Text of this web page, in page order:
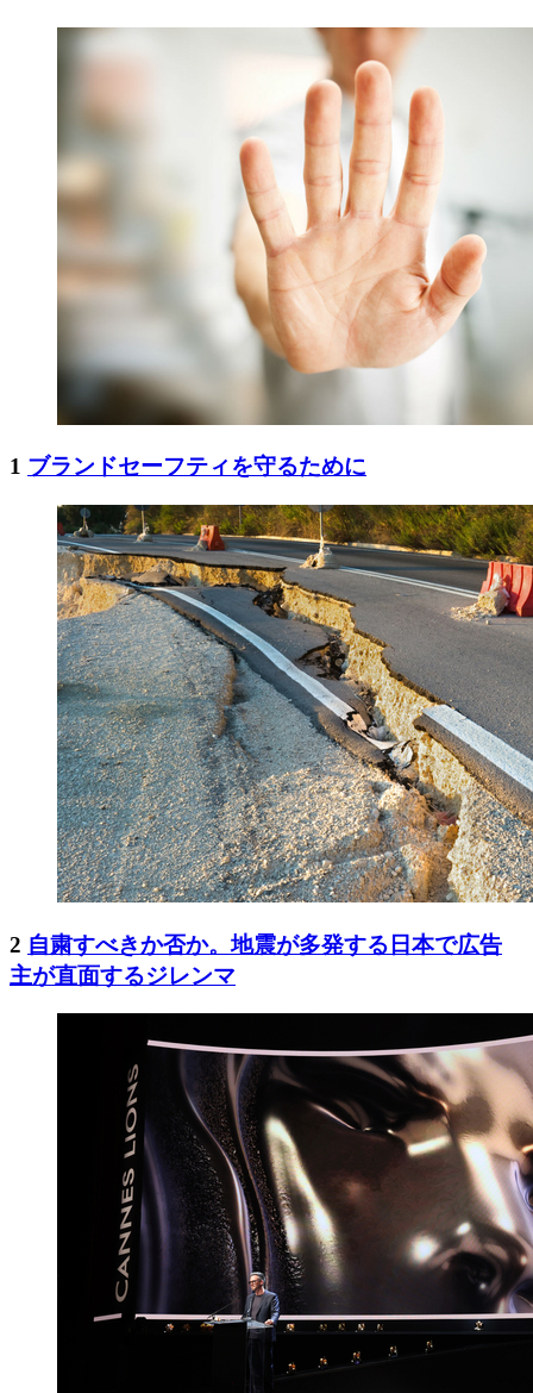
1 ブランドセーフティを守るために
2 自粛すべきか否か。地震が多発する日本で広告
主が直面するジレンマ